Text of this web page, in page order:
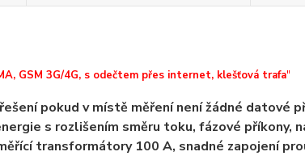
GSM 3G/4G, s odečtem přes internet, klešťová trafa"
pokud v místě měření není žádné datové
s rozlišením směru toku, fázové příkony,
transformátory 100 A, snadné zapojení